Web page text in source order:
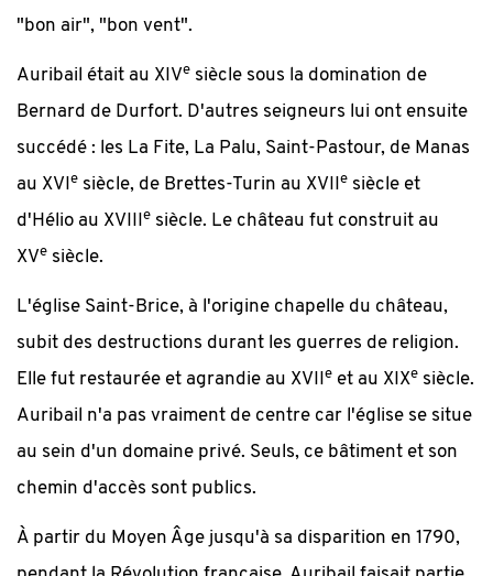
"bon air", "bon vent".
Auribail était au XIVe siècle sous la domination de
Bernard de Durfort. D'autres seigneurs lui ont ensuite
succédé : les La Fite, La Palu, Saint-Pastour, de Manas
au XVI e siècle, de Brettes-Turin au XVII e siècle et
d'Hélio au XVIII
e siècle. Le château fut construit au
XVe siècle.
L'église Saint-Brice, à l'origine chapelle du château,
subit des destructions durant les guerres de religion.
Elle fut restaurée et agrandie au XVII
e et au XIXe siècle.
Auribail n'a pas vraiment de centre car l'église se situe
au sein d'un domaine privé. Seuls, ce bâtiment et son
chemin d'accès sont publics.
À partir du Moyen Âge jusqu'à sa disparition en 1790,